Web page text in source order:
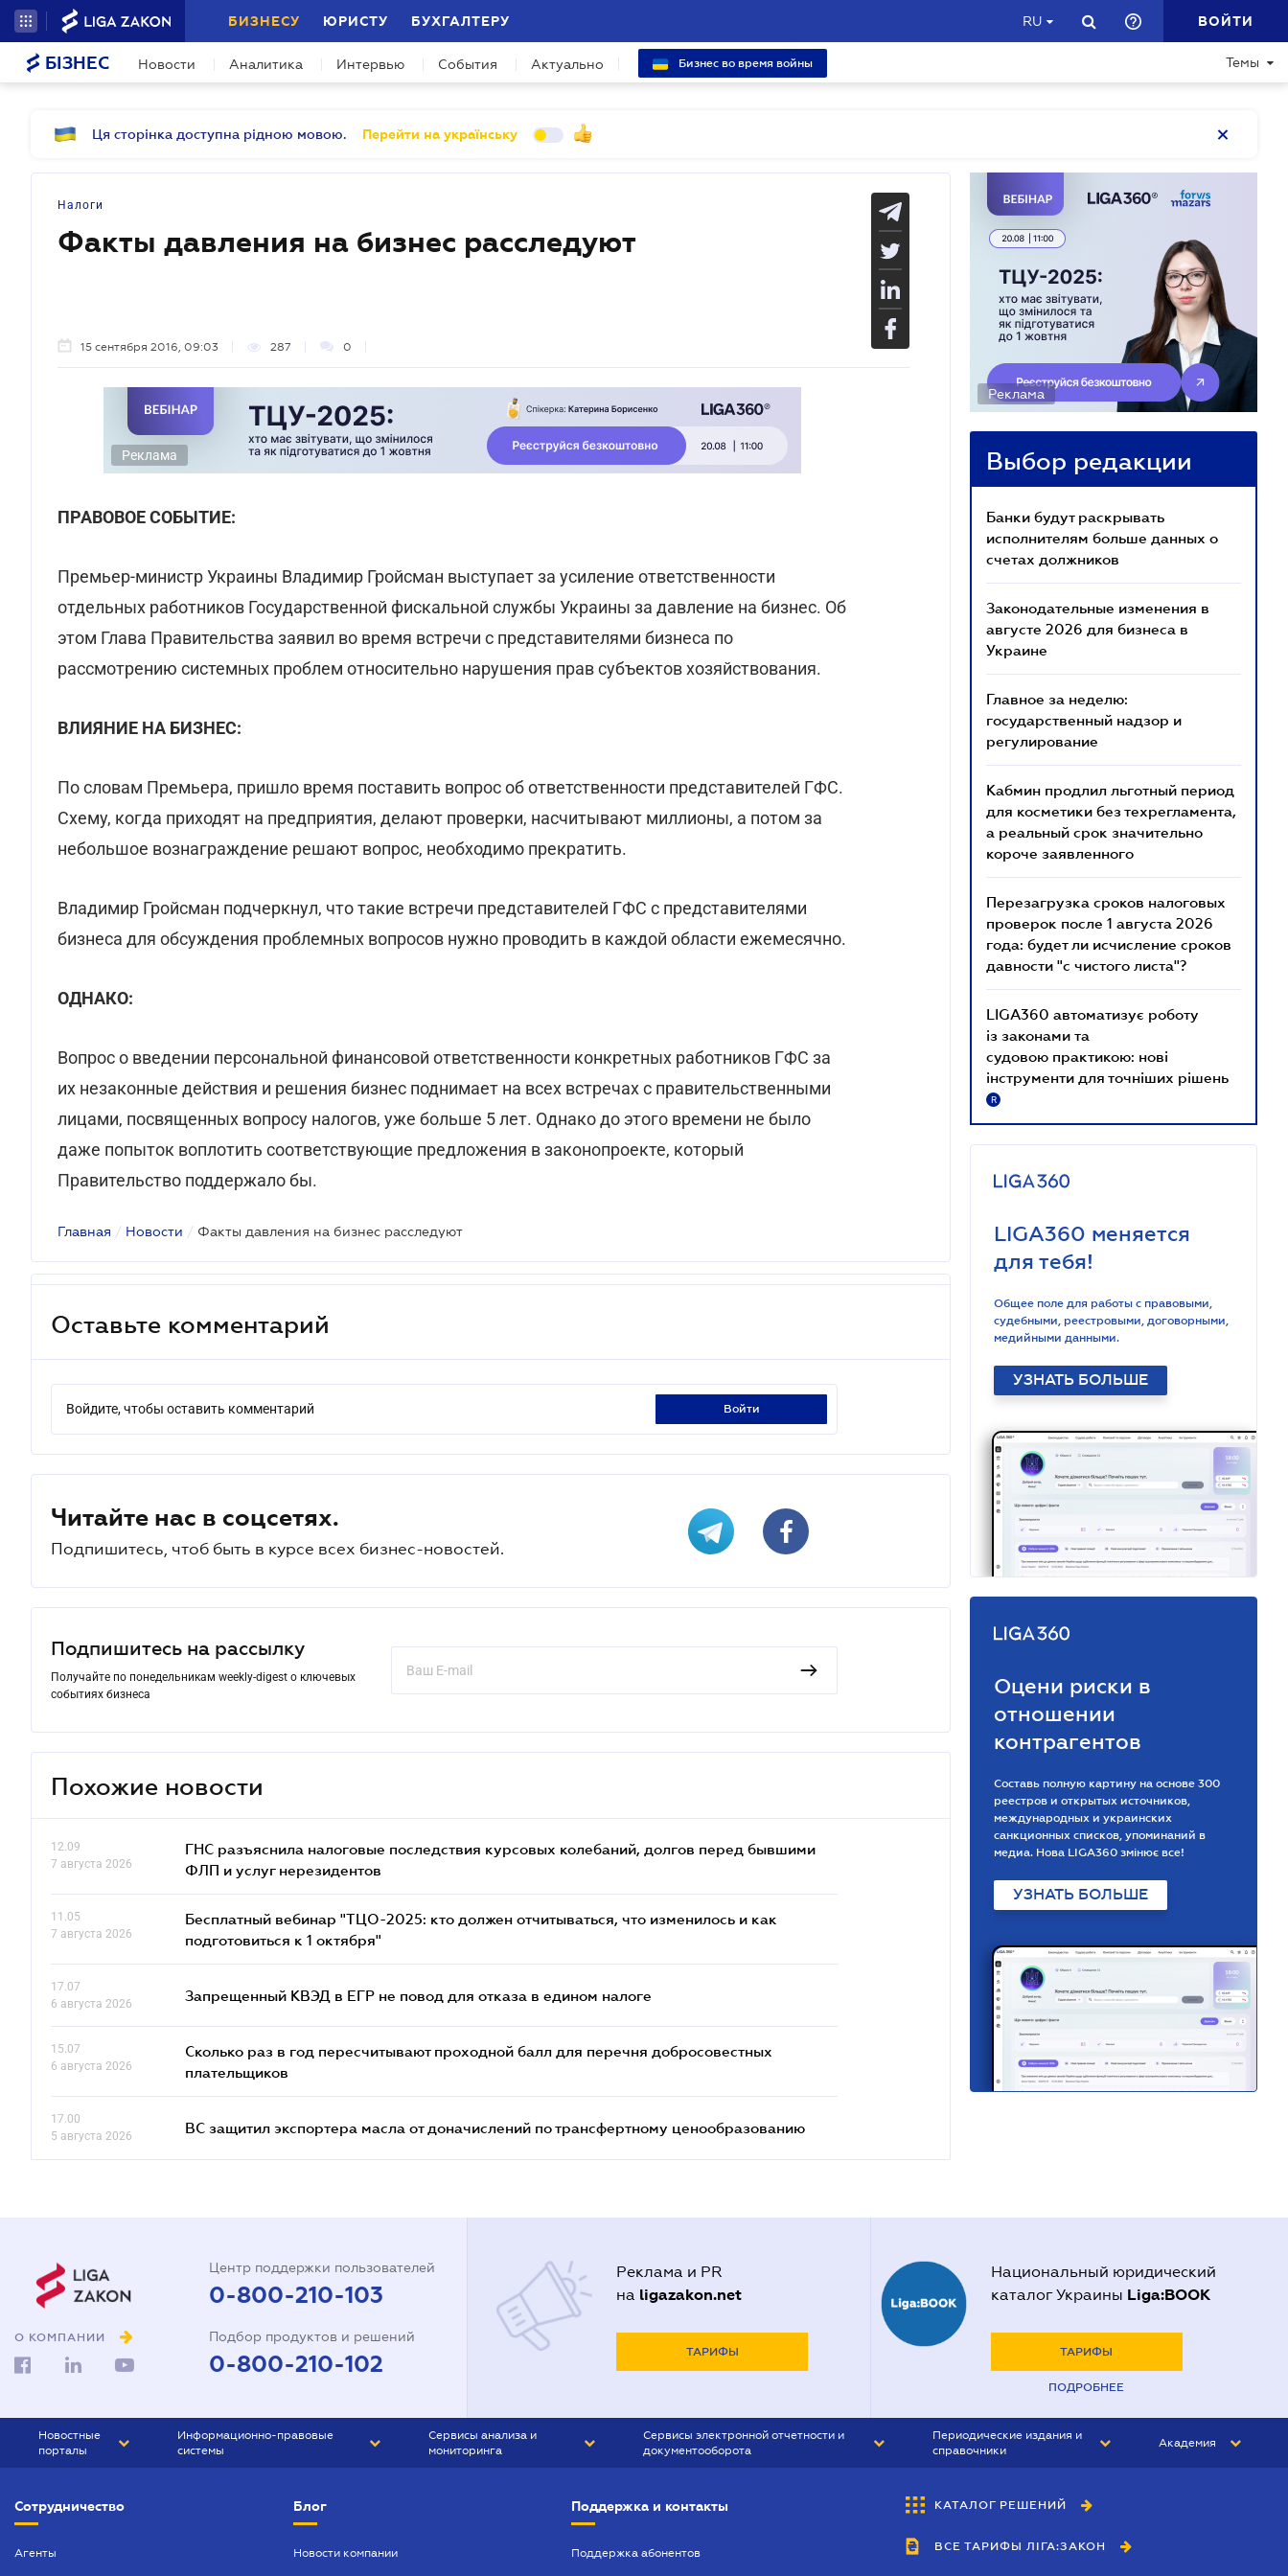
БИЗНЕСУ ЮРИСТУ БУХГАЛТЕРУ RU ВОЙТИ
БІЗНЕС Новости Аналитика Интервью События Актуально Бизнес во время войны Темы
Ця сторінка доступна рідною мовою. Перейти на українську
Налоги
Факты давления на бизнес расследуют
15 сентября 2016, 09:03 287 0
Реклама
ПРАВОВОЕ СОБЫТИЕ:
Премьер-министр Украины Владимир Гройсман выступает за усиление ответственности
отдельных работников Государственной фискальной службы Украины за давление на бизнес. Об
этом Глава Правительства заявил во время встречи с представителями бизнеса по
рассмотрению системных проблем относительно нарушения прав субъектов хозяйствования.
ВЛИЯНИЕ НА БИЗНЕС:
По словам Премьера, пришло время поставить вопрос об ответственности представителей ГФС.
Схему, когда приходят на предприятия, делают проверки, насчитывают миллионы, а потом за
небольшое вознаграждение решают вопрос, необходимо прекратить.
Владимир Гройсман подчеркнул, что такие встречи представителей ГФС с представителями
бизнеса для обсуждения проблемных вопросов нужно проводить в каждой области ежемесячно.
ОДНАКО:
Вопрос о введении персональной финансовой ответственности конкретных работников ГФС за
их незаконные действия и решения бизнес поднимает на всех встречах с правительственными
лицами, посвященных вопросу налогов, уже больше 5 лет. Однако до этого времени не было
даже попыток воплотить соответствующие предложения в законопроекте, который
Правительство поддержало бы.
Главная / Новости / Факты давления на бизнес расследуют
Оставьте комментарий
Войдите, чтобы оставить комментарий войти
Читайте нас в соцсетях.
Подпишитесь, чтоб быть в курсе всех бизнес-новостей.
Подпишитесь на рассылку
Получайте по понедельникам weekly-digest о ключевых
событиях бизнеса
Похожие новости
12.09
7 августа 2026
ГНС разъяснила налоговые последствия курсовых колебаний, долгов перед бывшими
ФЛП и услуг нерезидентов
11.05
7 августа 2026
Бесплатный вебинар "ТЦО-2025: кто должен отчитываться, что изменилось и как
подготовиться к 1 октября"
17.07
6 августа 2026
Запрещенный КВЭД в ЕГР не повод для отказа в едином налоге
15.07
6 августа 2026
Сколько раз в год пересчитывают проходной балл для перечня добросовестных
плательщиков
17.00
5 августа 2026
ВС защитил экспортера масла от доначислений по трансфертному ценообразованию
Реклама
Выбор редакции
Банки будут раскрывать
исполнителям больше данных о
счетах должников
Законодательные изменения в
августе 2026 для бизнеса в
Украине
Главное за неделю:
государственный надзор и
регулирование
Кабмин продлил льготный период
для косметики без техрегламента,
а реальный срок значительно
короче заявленного
Перезагрузка сроков налоговых
проверок после 1 августа 2026
года: будет ли исчисление сроков
давности "с чистого листа"?
LIGA360 автоматизує роботу
із законами та
судовою практикою: нові
інструменти для точніших рішень
R
LIGA360 меняется
для тебя!
Общее поле для работы с правовыми,
судебными, реестровыми, договорными,
медийными данными.
УЗНАТЬ БОЛЬШЕ
Оцени риски в
отношении
контрагентов
Составь полную картину на основе 300
реестров и открытых источников,
международных и украинских
санкционных списков, упоминаний в
медиа. Нова LIGA360 змінює все!
УЗНАТЬ БОЛЬШЕ
О КОМПАНИИ
Центр поддержки пользователей
0-800-210-103
Подбор продуктов и решений
0-800-210-102
Реклама и PR
на ligazakon.net
ТАРИФЫ
Национальный юридический
каталог Украины Liga:BOOK
ТАРИФЫ
ПОДРОБНЕЕ
Новостные
порталы
БИЗНЕС
Информационно-правовые
системы
Сервисы анализа и
мониторинга
Сервисы электронной отчетности и
документооборота
Периодические издания и
справочники
БУХГАЛТЕР&ЗАКОН
ВЕСТНИК МСФО
Академия
Сотрудничество
Агенты
Блог
Новости компании
Поддержка и контакты
Поддержка абонентов
КАТАЛОГ РЕШЕНИЙ
ВСЕ ТАРИФЫ ЛІГА:ЗАКОН